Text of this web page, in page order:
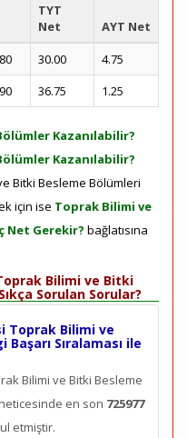
TYT
Net
AYT Net
30.00
4.75
36.75 1.25
Kazanılabilir?
Kazanılabilir?
Bitki Besleme Bölümleri
için ise Toprak Bilimi ve
Net Gerekir? bağlatısına
Bilimi ve Bitki
Sorulan Sorular?
Toprak Bilimi ve
Sıralaması ile
Bilimi ve Bitki Besleme
en son 725977
etmiştir.